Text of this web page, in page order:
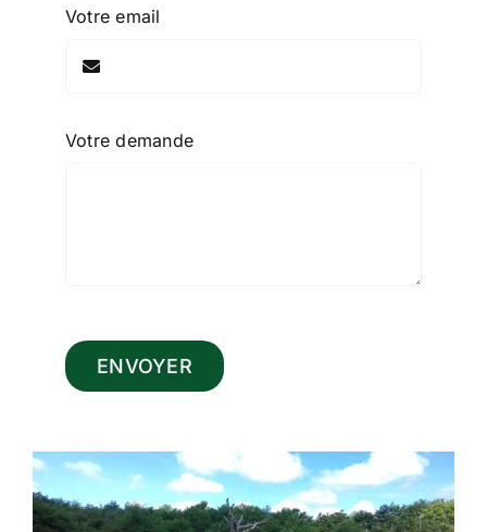
Votre email
Votre demande
ENVOYER